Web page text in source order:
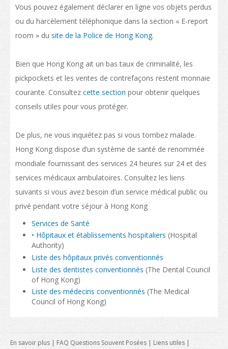
Structure des qualifications
La politique de "Développer le statut de HK en tant que pôle international
d'éducation"
Plus de possibilités d’études
Poser votre candidature
Conditions d’admission
Arrivée
Hébergement
Entrée des personnes à charge des étudiants non-locaux
Coût de la vie
Assurance
Vous pouvez également déclarer en ligne vos objets perdus
ou du harcèlement téléphonique dans la section « E-report
room » du site de la Police de Hong Kong.
Bien que Hong Kong ait un bas taux de criminalité, les
pickpockets et les ventes de contrefaçons restent monnaie
courante. Consultez cette section pour obtenir quelques
conseils utiles pour vous protéger.
De plus, ne vous inquiétez pas si vous tombez malade.
Hong Kong dispose d’un système de santé de renommée
mondiale fournissant des services 24 heures sur 24 et des
services médicaux ambulatoires. Consultez les liens
suivants si vous avez besoin d’un service médical public ou
privé pendant votre séjour à Hong Kong
Services de Santé
• Hôpitaux et établissements hospitaliers (Hospital
Authority)
Liste des hôpitaux privés conventionnés
Liste des dentistes conventionnés (The Dental Council
of Hong Kong)
Liste des médecins conventionnés (The Medical
Council of Hong Kong)
En savoir plus | FAQ Questions Souvent Posées | Liens utiles |